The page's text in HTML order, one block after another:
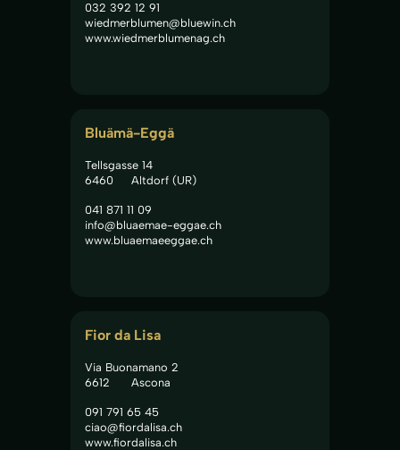
032 392 12 91
wiedmerblumen@bluewin.ch
www.wiedmerblumenag.ch
Bluämä-Eggä
Tellsgasse 14
6460
Altdorf (UR)
041 871 11 09
info@bluaemae-eggae.ch
www.bluaemaeeggae.ch
Fior da Lisa
Via Buonamano 2
6612
Ascona
091 791 65 45
ciao@fiordalisa.ch
www.fiordalisa.ch